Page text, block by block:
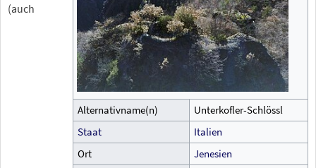
Alternativname(n)
Unterkofler-Schlössl
Staat
Italien
Ort
Jenesien
(auch